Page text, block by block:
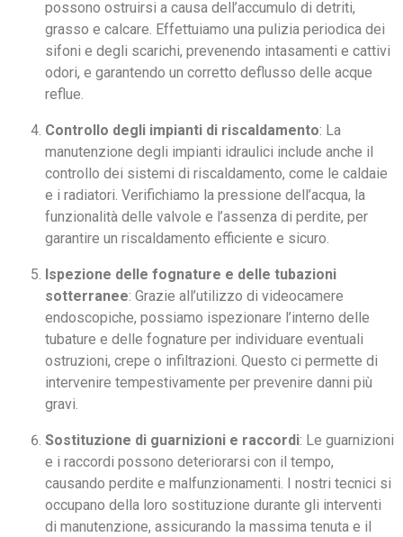
possono ostruirsi a causa dell’accumulo di detriti,
grasso e calcare. Effettuiamo una pulizia periodica dei
sifoni e degli scarichi, prevenendo intasamenti e cattivi
odori, e garantendo un corretto deflusso delle acque
reflue.
Controllo degli impianti di riscaldamento: La
manutenzione degli impianti idraulici include anche il
controllo dei sistemi di riscaldamento, come le caldaie
e i radiatori. Verifichiamo la pressione dell’acqua, la
funzionalità delle valvole e l’assenza di perdite, per
garantire un riscaldamento efficiente e sicuro.
Ispezione delle fognature e delle tubazioni
sotterranee: Grazie all’utilizzo di videocamere
endoscopiche, possiamo ispezionare l’interno delle
tubature e delle fognature per individuare eventuali
ostruzioni, crepe o infiltrazioni. Questo ci permette di
intervenire tempestivamente per prevenire danni più
gravi.
Sostituzione di guarnizioni e raccordi: Le guarnizioni
e i raccordi possono deteriorarsi con il tempo,
causando perdite e malfunzionamenti. I nostri tecnici si
occupano della loro sostituzione durante gli interventi
di manutenzione, assicurando la massima tenuta e il